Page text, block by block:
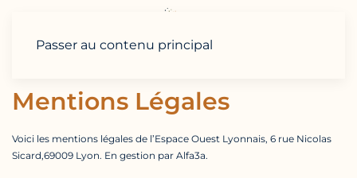
Passer au contenu principal
Mentions Légales
Voici les mentions légales de l’Espace Ouest Lyonnais, 6 rue Nicolas
Sicard,69009 Lyon. En gestion par Alfa3a.